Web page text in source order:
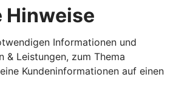
Hinweise
Informationen und
& Leistungen, zum Thema
Kundeninformationen auf einen